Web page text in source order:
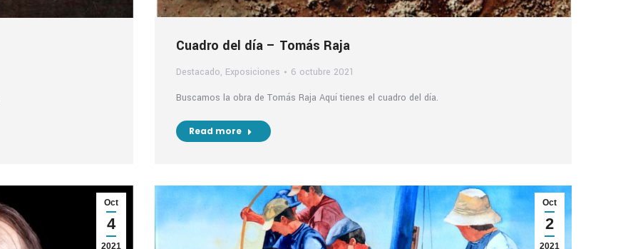
Cuadro del día – Tomás Raja
Destacado, Exposiciones
6 octubre 2021
Buscamos la obra de Tomás Raja Aquí tienes el cuadro del día.
Read more
Oct
4
2021
Oct
2
2021